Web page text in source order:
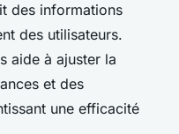
des informations
des utilisateurs.
aide à ajuster la
et des
une efficacité